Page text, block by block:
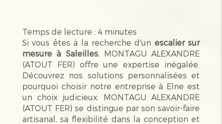
Temps de lecture : 4 minutes
Si vous êtes à la recherche d'un escalier sur
mesure à Saleilles, MONTAGU ALEXANDRE
(ATOUT FER) offre une expertise inégalée.
Découvrez nos solutions personnalisées et
pourquoi choisir notre entreprise à Elne est
un choix judicieux. MONTAGU ALEXANDRE
(ATOUT FER) se distingue par son savoir-faire
artisanal, sa flexibilité dans la conception et